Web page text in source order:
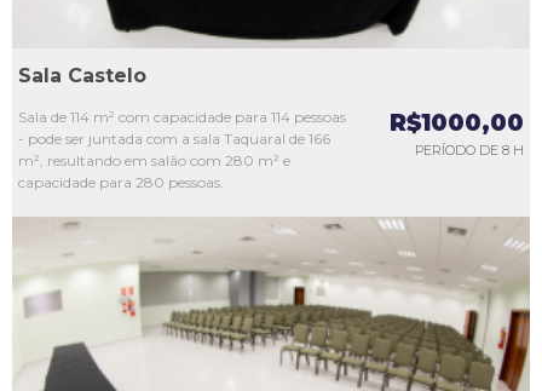
Sala Castelo
Sala de 114 m² com capacidade para 114 pessoas
- pode ser juntada com a sala Taquaral de 166
m², resultando em salão com 280 m² e
capacidade para 280 pessoas.
R$1000,00
PERÍODO DE 8 H
L3
L4